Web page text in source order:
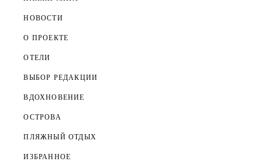
НОВОСТИ
О ПРОЕКТЕ
ОТЕЛИ
ВЫБОР РЕДАКЦИИ
ВДОХНОВЕНИЕ
ОСТРОВА
ПЛЯЖНЫЙ ОТДЫХ
ИЗБРАННОЕ